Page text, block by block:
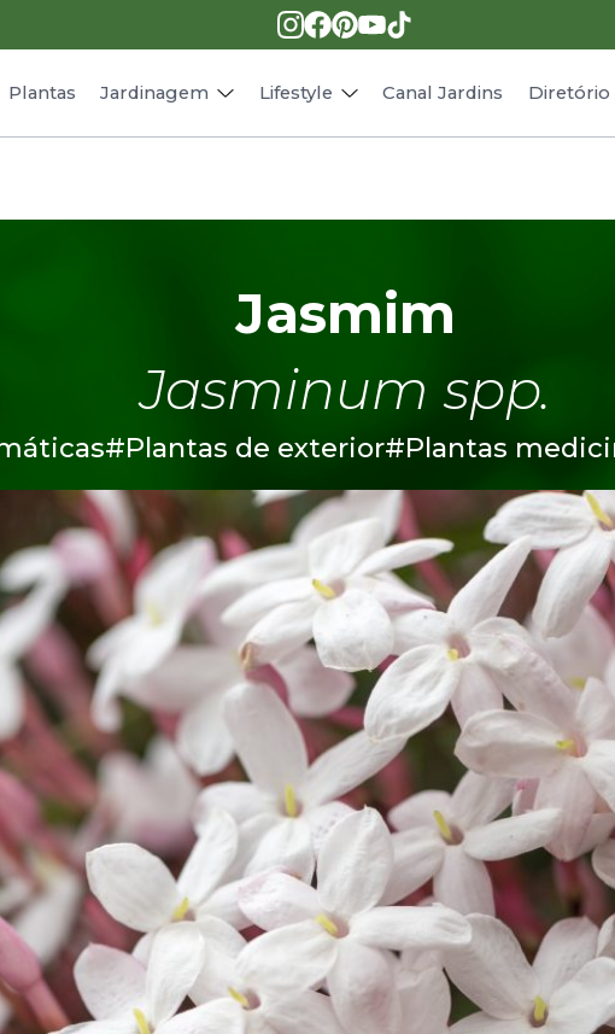
Plantas Jardinagem Lifestyle
Receitas
Canal Jardins Diretório
Jasmim
Jasminum spp.
#Plantas de exterior#Plantas